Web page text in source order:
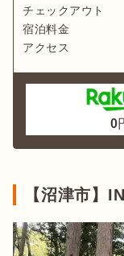
チェックアウト
宿泊料金
アクセス
0
【沼津市】